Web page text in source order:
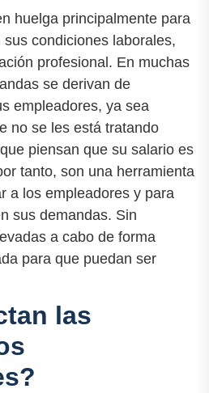
huelga principalmente para
condiciones laborales,
profesional. En muchas
se derivan de
empleadores, ya sea
no se les está tratando
piensan que su salario es
tanto, son una herramienta
a los empleadores y para
sus demandas. Sin
a cabo de forma
para que puedan ser
las